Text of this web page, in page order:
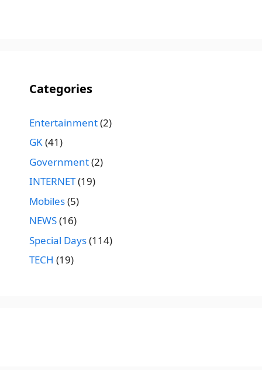
Categories
Entertainment(2)
GK(41)
Government(2)
INTERNET(19)
Mobiles(5)
NEWS(16)
Special Days(114)
TECH (19)